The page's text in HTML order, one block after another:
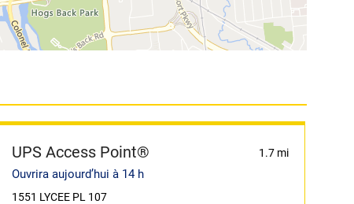
UPS Access Point® 1.7 mi
Ouvrira aujourd’hui à 14 h
1551 LYCEE PL 107